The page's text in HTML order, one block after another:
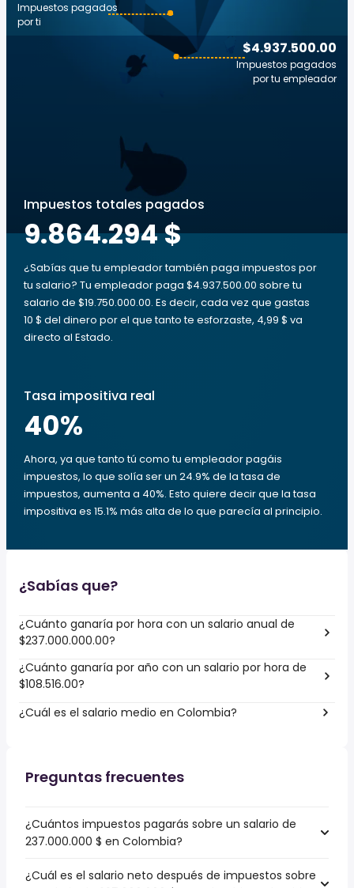
$4.937.500.00
Impuestos pagados
por tu empleador
Impuestos pagados
por ti
Impuestos totales pagados
9.864.294 $
¿Sabías que tu empleador también paga impuestos por
tu salario? Tu empleador paga $4.937.500.00 sobre tu
salario de $19.750.000.00. Es decir, cada vez que gastas
10 $ del dinero por el que tanto te esforzaste, 4,99 $ va
directo al Estado.
Tasa impositiva real
40%
Ahora, ya que tanto tú como tu empleador pagáis
impuestos, lo que solía ser un 24.9% de la tasa de
impuestos, aumenta a 40%. Esto quiere decir que la tasa
impositiva es 15.1% más alta de lo que parecía al principio.
¿Sabías que?
¿Cuánto ganaría por hora con un salario anual de
$237.000.000.00?
¿Cuánto ganaría por año con un salario por hora de
$108.516.00?
¿Cuál es el salario medio en Colombia?
Preguntas frecuentes
¿Cuántos impuestos pagarás sobre un salario de
237.000.000 $ en Colombia?
¿Cuál es el salario neto después de impuestos sobre